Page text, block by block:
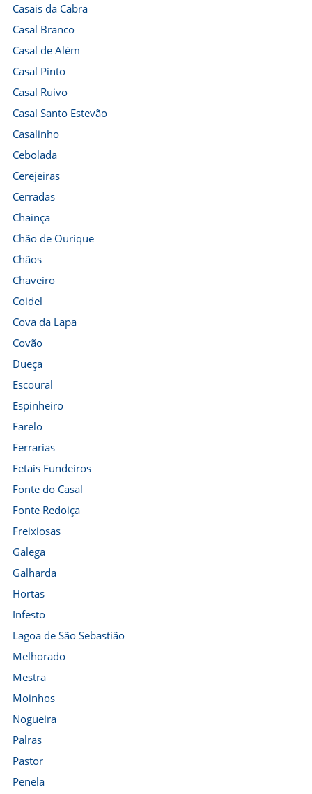
Casais da Cabra
Casal Branco
Casal de Além
Casal Pinto
Casal Ruivo
Casal Santo Estevão
Casalinho
Cebolada
Cerejeiras
Cerradas
Chainça
Chão de Ourique
Chãos
Chaveiro
Coidel
Cova da Lapa
Covão
Dueça
Escoural
Espinheiro
Farelo
Ferrarias
Fetais Fundeiros
Fonte do Casal
Fonte Redoiça
Freixiosas
Galega
Galharda
Hortas
Infesto
Lagoa de São Sebastião
Melhorado
Mestra
Moinhos
Nogueira
Palras
Pastor
Penela